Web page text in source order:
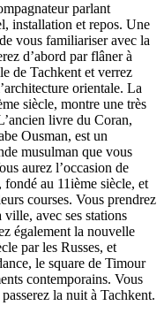
parlant
installation et repos. Une
vous familiariser avec la
d’abord par flâner à
de Tachkent et verrez
orientale. La
siècle, montre une très
livre du Coran,
Ousman, est un
musulman que vous
aurez l’occasion de
au 11ième siècle, et
courses. Vous prendrez
avec ses stations
également la nouvelle
par les Russes, et
le square de Timour
contemporains. Vous
la nuit à Tachkent.